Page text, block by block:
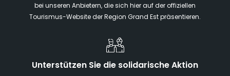
bei unseren Anbietern, die sich hier auf der offiziellen
Tourismus-Website der Region Grand Est präsentieren.
Unterstützen Sie die solidarische Aktion